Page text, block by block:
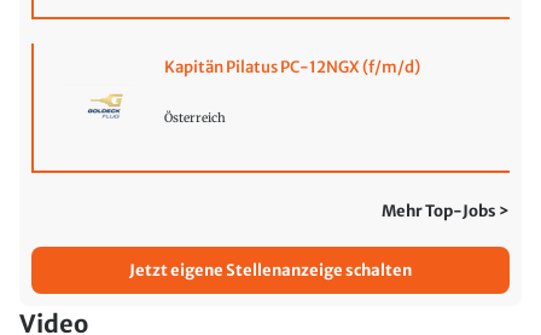
Kapitän Pilatus PC-12NGX (f/m/d)
Österreich
Mehr Top-Jobs >
Jetzt eigene Stellenanzeige schalten
Video